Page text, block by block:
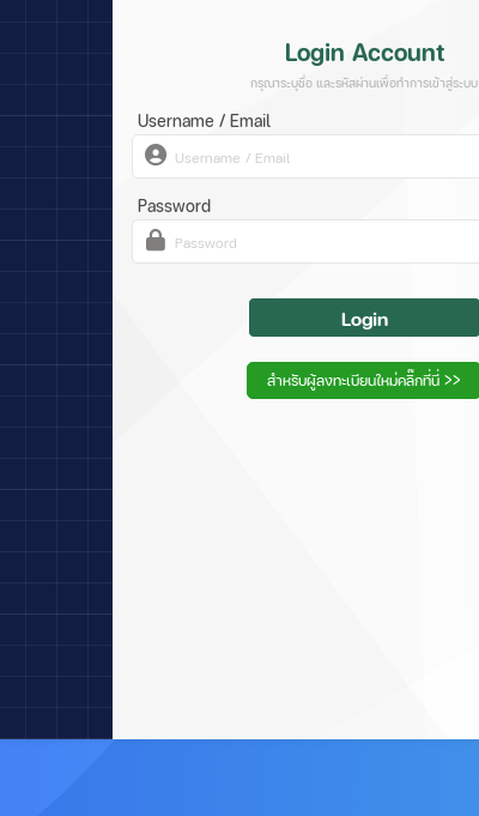
Login Account
กรุณาระบุชื่อ และรหัสผ่านเพื่อทำการเข้าสู่ระบบ
Username / Email
Password
Login
สำหรับผู้ลงทะเบียนใหม่คลิ๊กที่นี่ >>